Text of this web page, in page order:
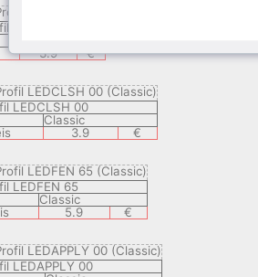
KBP
3.9 €
LEDCLSH 00
Classic
3.9 €
LEDFEN 65
Classic
5.9 €
LEDAPPLY 00